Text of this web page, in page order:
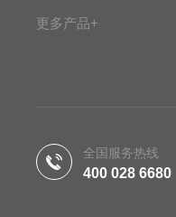
更多产品+
全国服务热线
400 028 6680